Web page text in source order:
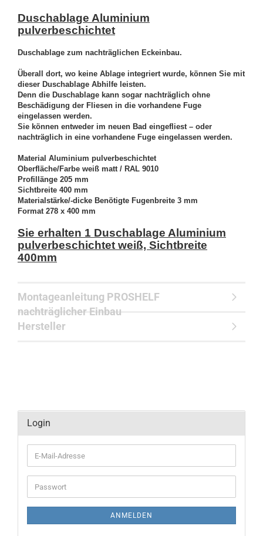
Duschablage Aluminium
pulverbeschichtet
Duschablage zum nachträglichen Eckeinbau.
Überall dort, wo keine Ablage integriert wurde, können Sie mit
dieser Duschablage Abhilfe leisten.
Denn die Duschablage kann sogar nachträglich ohne
Beschädigung der Fliesen in die vorhandene Fuge
eingelassen werden.
Sie können entweder im neuen Bad eingefliest – oder
nachträglich in eine vorhandene Fuge eingelassen werden.
Material Aluminium pulverbeschichtet
Oberfläche/Farbe weiß matt / RAL 9010
Profillänge 205 mm
Sichtbreite 400 mm
Materialstärke/-dicke Benötigte Fugenbreite 3 mm
Format 278 x 400 mm
Sie erhalten 1 Duschablage Aluminium
pulverbeschichtet weiß, Sichtbreite
400mm
Montageanleitung PROSHELF
nachträglicher Einbau
Hersteller
Login
E-
Mail-
Adresse
Passwort
ANMELDEN